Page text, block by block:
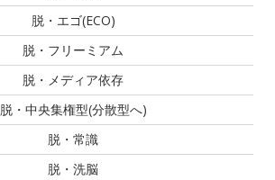
脱・エゴ(ECO)
脱・フリーミアム
脱・メディア依存
脱・中央集権型(分散型へ)
脱・常識
脱・洗脳